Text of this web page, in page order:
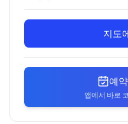
지도
예
앱에서 바로